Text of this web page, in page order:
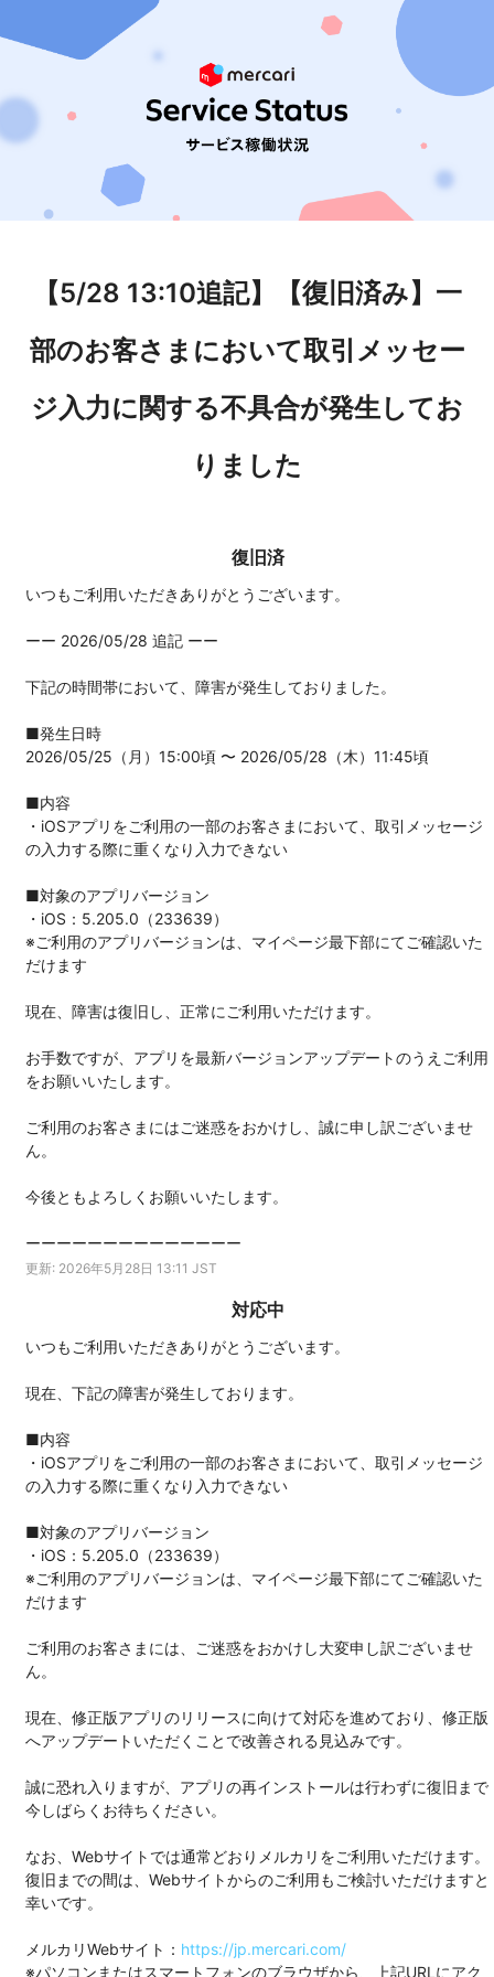
【5/28 13:10追記】【復旧済み】一
部のお客さまにおいて取引メッセー
ジ入力に関する不具合が発生してお
りました
復旧済
いつもご利用いただきありがとうございます。
ーー 2026/05/28 追記 ーー
下記の時間帯において、障害が発生しておりました。
■発生日時
2026/05/25（月）15:00頃 〜 2026/05/28（木）11:45頃
■内容
・iOSアプリをご利用の一部のお客さまにおいて、取引メッセージ
の入力する際に重くなり入力できない
■対象のアプリバージョン
・iOS：5.205.0（233639）
※ご利用のアプリバージョンは、マイページ最下部にてご確認いた
だけます
現在、障害は復旧し、正常にご利用いただけます。
お手数ですが、アプリを最新バージョンアップデートのうえご利用
をお願いいたします。
ご利用のお客さまにはご迷惑をおかけし、誠に申し訳ございませ
ん。
今後ともよろしくお願いいたします。
ーーーーーーーーーーーーーー
更新: 2026年5月28日 13:11 JST
対応中
いつもご利用いただきありがとうございます。
現在、下記の障害が発生しております。
■内容
・iOSアプリをご利用の一部のお客さまにおいて、取引メッセージ
の入力する際に重くなり入力できない
■対象のアプリバージョン
・iOS：5.205.0（233639）
※ご利用のアプリバージョンは、マイページ最下部にてご確認いた
だけます
ご利用のお客さまには、ご迷惑をおかけし大変申し訳ございませ
ん。
現在、修正版アプリのリリースに向けて対応を進めており、修正版
へアップデートいただくことで改善される見込みです。
誠に恐れ入りますが、アプリの再インストールは行わずに復旧まで
今しばらくお待ちください。
なお、Webサイトでは通常どおりメルカリをご利用いただけます。
復旧までの間は、Webサイトからのご利用もご検討いただけますと
幸いです。
メルカリWebサイト： https://jp.mercari.com/
※パソコンまたはスマートフォンのブラウザから、上記URLにアク